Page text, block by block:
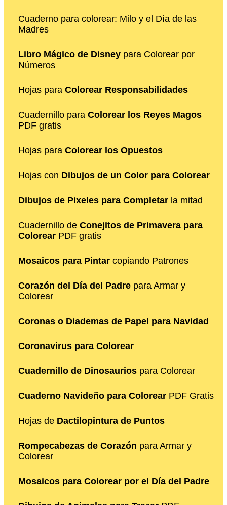
Cuaderno para colorear: Milo y el Día de las
Madres
Libro Mágico de Disney para Colorear por
Números
Hojas para Colorear Responsabilidades
Cuadernillo para Colorear los Reyes Magos
PDF gratis
Hojas para Colorear los Opuestos
Hojas con Dibujos de un Color para Colorear
Dibujos de Pixeles para Completar la mitad
Cuadernillo de Conejitos de Primavera para
Colorear PDF gratis
Mosaicos para Pintar copiando Patrones
Corazón del Día del Padre para Armar y
Colorear
Coronas o Diademas de Papel para Navidad
Coronavirus para Colorear
Cuadernillo de Dinosaurios para Colorear
Cuaderno Navideño para Colorear PDF Gratis
Hojas de Dactilopintura de Puntos
Rompecabezas de Corazón para Armar y
Colorear
Mosaicos para Colorear por el Día del Padre